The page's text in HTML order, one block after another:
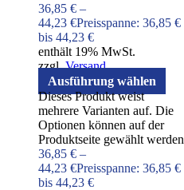
36,85 € –
44,23 €Preisspanne: 36,85 €
bis 44,23 €
enthält 19% MwSt.
zzgl.Versand
Ausführung wählen
Dieses Produkt weist
mehrere Varianten auf. Die
Optionen können auf der
Produktseite gewählt werden
36,85 € –
44,23 €Preisspanne: 36,85 €
bis 44,23 €